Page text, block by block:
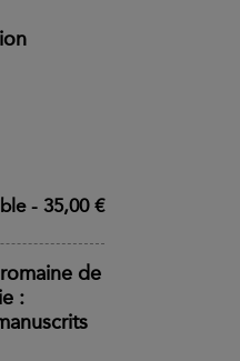
- 35,00 €
de
: